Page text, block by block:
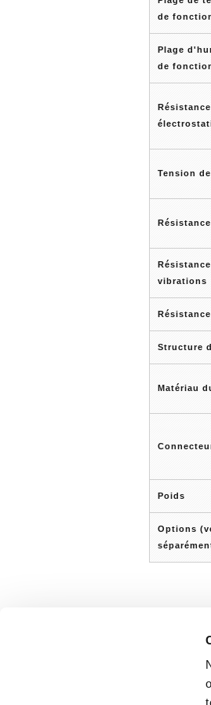
de
Plage
de
Résistance
Tension
vibrations
Structure
Matériau
Poids
Options
3-27-12,
0013, Japon